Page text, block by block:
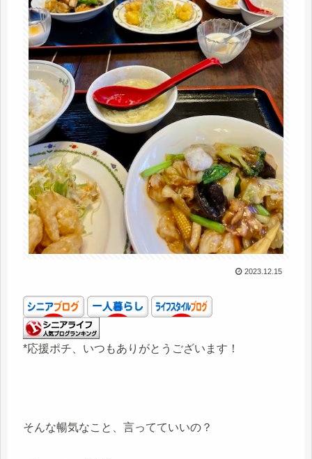
2023.12.15
*応援ポチ、いつもありがとうございます！
そんな暢気なこと、言ってていいの？